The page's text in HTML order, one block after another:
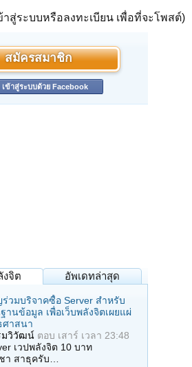
สู่ระบบหรือลงทะเบียน เพื่อที่จะโพสต์)
สมัครสมาชิก
เข้าสู่ระบบด้วย Facebook
งจิต อัพเดทล่าสุด
ร่วมบริจาคซื้อ Server สำหรับ
านข้อมูล เพื่อเว็บพลังจิตเผยแผ่
ศาสนา
มวิวัฒน์ ตอบ เสาร์ เวลา 23:48
เวปพลังจิต 10 บาท
า สาธุครับ…